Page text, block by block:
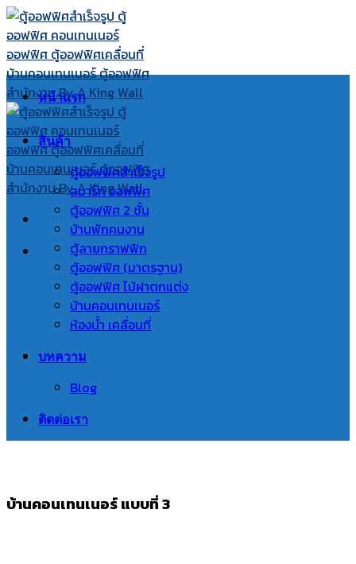
Skip
to
content
หน้าแรก
สินค้า
ตู้ออฟฟิศสำเร็จรูป
สมาร์ท ออฟฟิศ
ตู้ออฟฟิศ 2 ชั้น
บ้านพักคนงาน
ตู้ลายกราฟฟิก
ตู้ออฟฟิศ (มาตรฐาน)
ตู้ออฟฟิศ ไม้ฝาตกแต่ง
บ้านคอนเทนเนอร์
ห้องน้ำ เคลื่อนที่
บทความ
Blog
ติดต่อเรา
บ้านคอนเทนเนอร์ แบบที่ 3